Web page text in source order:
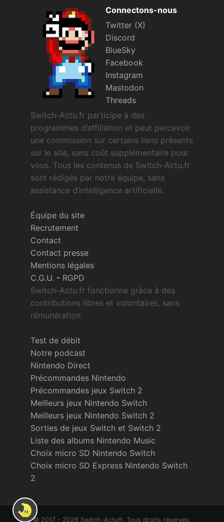
Connectons-nous
Twitter (X)
Discord
BlueSky
Facebook
Instagram
Mastodon
Threads
Switch-Actu.fr participe à des
programmes d’affiliation et peut percevoir
une commission sur certains liens présents
sur le site, sans coût supplémentaire pour
vous. Tous les contenus de Switch-Actu.fr
sont rédigés par notre équipe, sans
assistance d’intelligence artificielle.
Équipe du site
Recrutement
Contact
Contact presse
Mentions légales
C.G.U. - RGPD
Switch-Actu.fr fonctionne grâce à des
contributions libres et volontaires, sans
rémunération.
Test de débit
Notre podcast
Nintendo Direct
Précommandes Nintendo
Précommandes jeux Switch 2
Meilleurs jeux Nintendo Switch
Meilleurs jeux Nintendo Switch 2
Sorties de jeux Switch et Switch 2
Liste des albums Nintendo Music
Choix micro SD Nintendo Switch
Choix micro SD Express Nintendo Switch
2
© 2017 - 2026 Switch-Actu®. Tous droits réservés.